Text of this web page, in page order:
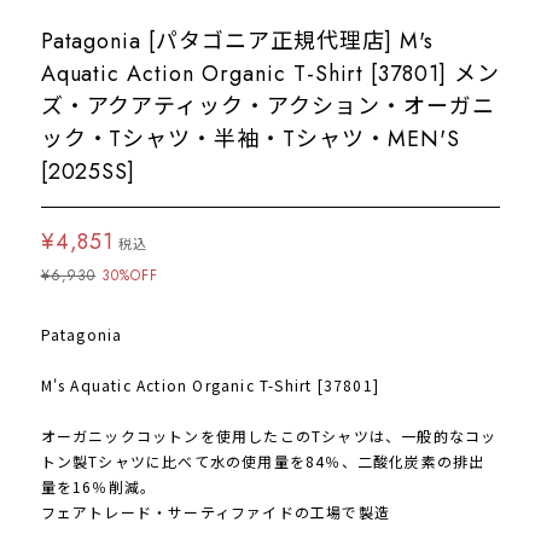
Patagonia [パタゴニア正規代理店] M's
Aquatic Action Organic T-Shirt [37801] メン
ズ・アクアティック・アクション・オーガニ
ック・Tシャツ・半袖・Tシャツ・MEN'S
[2025SS]
¥4,851 税込
¥6,930 30%OFF
Patagonia
M's Aquatic Action Organic T-Shirt [37801]
オーガニックコットンを使用したこのTシャツは、一般的なコッ
トン製Tシャツに比べて水の使用量を84％、二酸化炭素の排出
量を16％削減。
フェアトレード・サーティファイドの工場で製造